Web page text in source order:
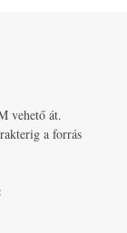
vehető át.
a forrás